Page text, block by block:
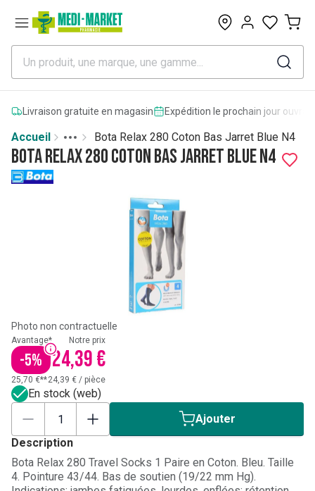
0
Livraison gratuite en magasin Expédition le prochain jour
Accueil
More
Toggle menu
Bota Relax 280 Coton Bas Jarret Blue N4
Bota Relax 280 Coton Bas Jarret Blue N4
Photo non contractuelle
Avantage*
-5%
Notre prix
24,39 €
25,70 €**24,39 € / pièce
En stock (web)
Ajouter
Description
Bota Relax 280 Travel Socks 1 Paire en Coton. Bleu. Taille
4. Pointure 43/44. Bas de soutien (19/22 mm Hg).